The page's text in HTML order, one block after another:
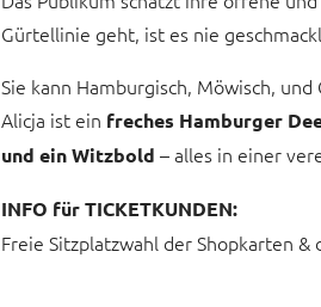
Gürtellinie geht, ist es nie
Sie kann Hamburgisch, Möwisch, und
Alicja ist ein freches Hamburger
und ein Witzbold – alles in einer
INFO für TICKETKUNDEN:
Freie Sitzplatzwahl der Shopkarten